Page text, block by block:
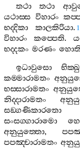
තථා
තථා
යථාස‍්ස විහාරං
භද‍්දිකා
කාලකිරියා. 1
විහාරං
කප‍්පෙති.
භද‍්දකං මරණං හොති
ඉධාවුසො
භික‍්ඛු
කම‍්මාරාමතං
භස‍්සාරාමතං
නිද‍්දාරාමතං
සඞ‍්ගණිකාරතො
සංසග‍්ගාරාමො
අනුයුත‍්තො,
පපඤ‍්චාරාමතං